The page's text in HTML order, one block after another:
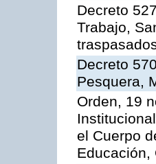
Decreto
Trabajo,
Decreto
Pesquera,
Orden, 19
el Cuerpo
Educación,